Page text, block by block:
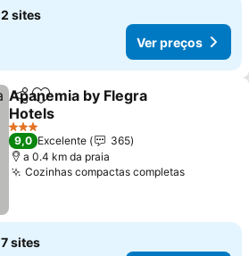
2 sites
Ver preços
PartilharAdicionar aos favoritos
Apanemia by Flegra
Hotels
3 Estrelas
9,0 Excelente
365
a 0.4 km da praia
Cozinhas compactas completas
7 sites